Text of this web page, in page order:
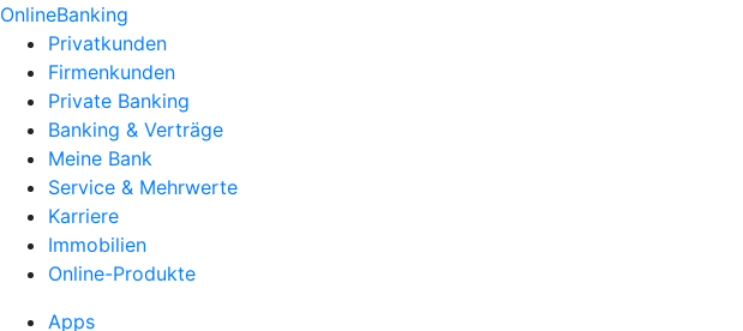
OnlineBanking
Privatkunden
Firmenkunden
Private Banking
Banking & Verträge
Meine Bank
Service & Mehrwerte
Karriere
Immobilien
Online-Produkte
Apps